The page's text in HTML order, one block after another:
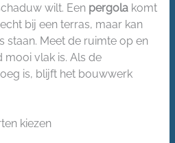
wilt. Een pergolakomt
bij een terras, maar kan
staan. Meet de ruimte op en
vlak is. Als de
is, blijft het bouwwerk
kiezen